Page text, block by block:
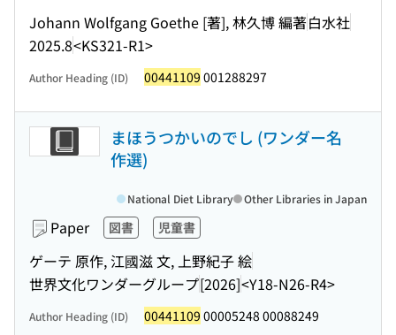
Johann Wolfgang Goethe [著], 林久博 編著白水社
2025.8<KS321-R1>
Author Heading (ID) 00441109 001288297
まほうつかいのでし (ワンダー名
作選)
Paper 図書 児童書
ゲーテ 原作, 江國滋 文, 上野紀子 絵
世界文化ワンダーグループ[2026]<Y18-N26-R4>
National Diet Library Other Libraries in Japan
Author Heading (ID) 00441109 00005248 00088249